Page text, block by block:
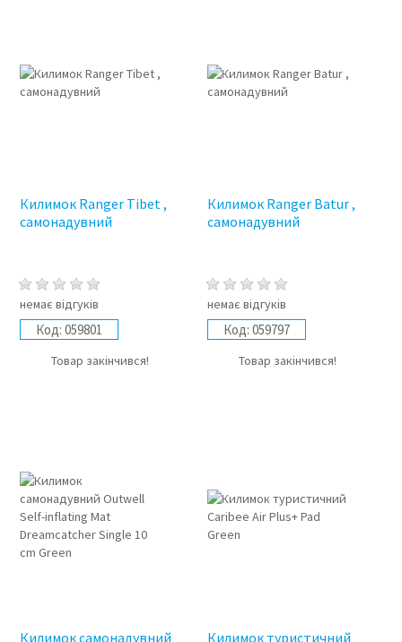
Килимок Ranger Tibet ,
самонадувний
немає відгуків
Код: 059801
Товар закінчився!
Килимок Ranger Batur ,
самонадувний
немає відгуків
Код: 059797
Товар закінчився!
Килимок самонадувний
Килимок туристичний